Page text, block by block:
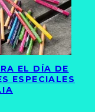
EL DÍA DE
ESPECIALES